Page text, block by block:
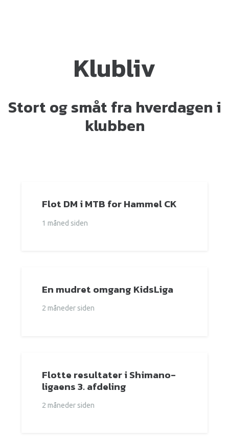
Klubliv
Stort og småt fra hverdagen i
klubben
Flot DM i MTB for Hammel CK
1 måned siden
En mudret omgang KidsLiga
2 måneder siden
Flotte resultater i Shimano-
ligaens 3. afdeling
2 måneder siden